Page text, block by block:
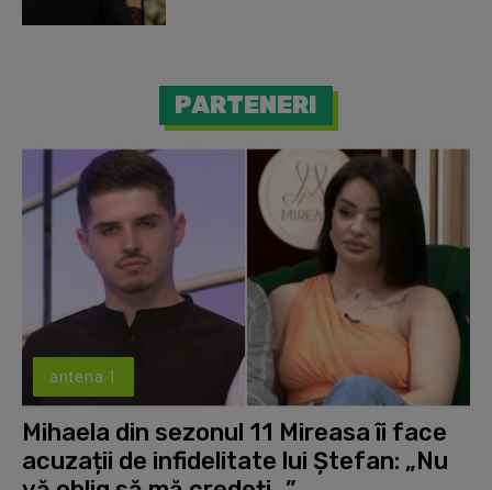
PARTENERI
antena 1
Mihaela din sezonul 11 Mireasa îi face
acuzații de infidelitate lui Ștefan: „Nu